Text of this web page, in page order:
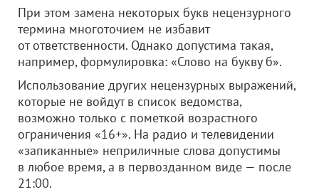
При этом замена некоторых букв нецензурного
термина многоточием не избавит
от ответственности. Однако допустима такая,
например, формулировка: «Слово на букву б».
Использование других нецензурных выражений,
которые не войдут в список ведомства,
возможно только с пометкой возрастного
ограничения «16+». На радио и телевидении
«запиканные» неприличные слова допустимы
в любое время, а в первозданном виде — после
21:00.